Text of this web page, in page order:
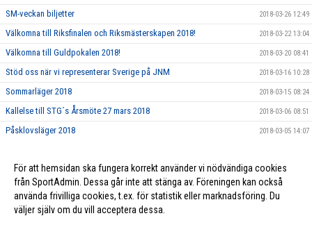
SM-veckan biljetter 2018-03-26 12:49
Välkomna till Riksfinalen och Riksmästerskapen 2018! 2018-03-22 13:04
Välkomna till Guldpokalen 2018! 2018-03-20 08:41
Stöd oss när vi representerar Sverige på JNM 2018-03-16 10:28
Sommarläger 2018 2018-03-15 08:24
Kallelse till STG´s Årsmöte 27 mars 2018 2018-03-06 08:51
Påsklovsläger 2018 2018-03-05 14:07
Ungdomsledarstipendium 2018-02-21 10:05
För att hemsidan ska fungera korrekt använder vi nödvändiga cookies
från SportAdmin. Dessa går inte att stänga av. Föreningen kan också
använda frivilliga cookies, t.ex. för statistik eller marknadsföring. Du
väljer själv om du vill acceptera dessa.